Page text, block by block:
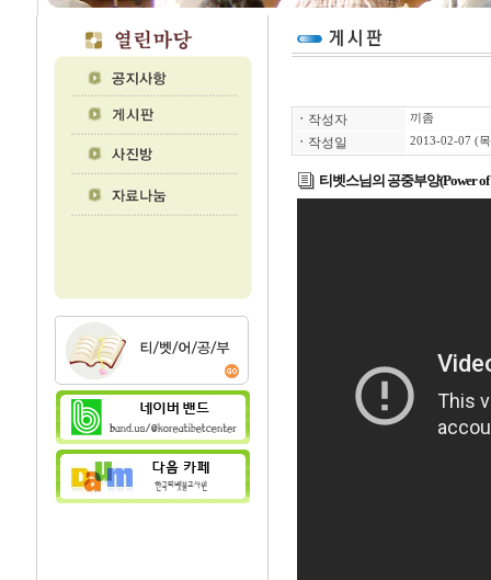
ㆍ 작성자 끼좀
ㆍ 작성일 2013-02-07 (
티벳스님의 공중부양(Power of